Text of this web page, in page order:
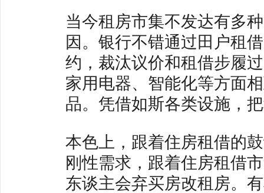
当今租房市集不发达有多
因。银行不错通过田户租
约，裁汰议价和租借步履
家用电器、智能化等方面
品。凭借如斯各类设施，
本色上，跟着住房租借的
刚性需求，跟着住房租借
东谈主会弃买房改租房。